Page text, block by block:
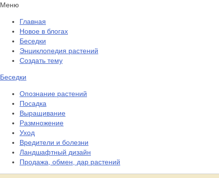
Меню
Главная
Новое в блогах
Беседки
Энциклопедия растений
Создать тему
Беседки
Опознание растений
Посадка
Выращивание
Размножение
Уход
Вредители и болезни
Ландшафтный дизайн
Продажа, обмен, дар растений